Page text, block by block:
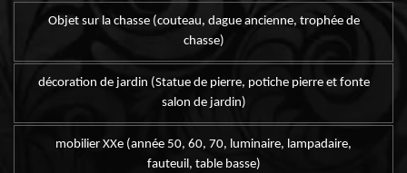
Objet sur la chasse (couteau, dague ancienne, trophée de
chasse)
décoration de jardin (Statue de pierre, potiche pierre et fonte
salon de jardin)
mobilier XXe (année 50, 60, 70, luminaire, lampadaire,
fauteuil, table basse)